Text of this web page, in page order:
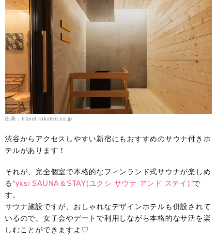
出典：travel.rakuten.co.jp
渋谷からアクセスしやすい新宿にもおすすめのサウナ付きホ
テルがあります！
それが、完全個室で本格的なフィンランド式サウナが楽しめ
る“yksi SAUNA＆STAY(ユクシ サウナ アンド ステイ)”で
す。
サウナ施設ですが、おしゃれなデザインホテルも併設されて
いるので、女子会やデートで利用しながら本格的なサ活を楽
しむことができますよ♡